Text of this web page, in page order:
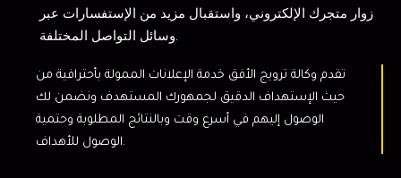
زوار متجرك الإلكتروني، واستقبال مزيد من الإستفسارات عبر
وسائل التواصل المختلفة.
تقدم وكالة ترويج الأفق خدمة الإعلانات الممولة بأحترافية من
حيث الإستهداف الدقيق لجمهورك المستهدف ونضمن لك
الوصول إليهم في أسرع وقت وبالنتائج المطلوبة وحتمية
الوصول للأهداف.